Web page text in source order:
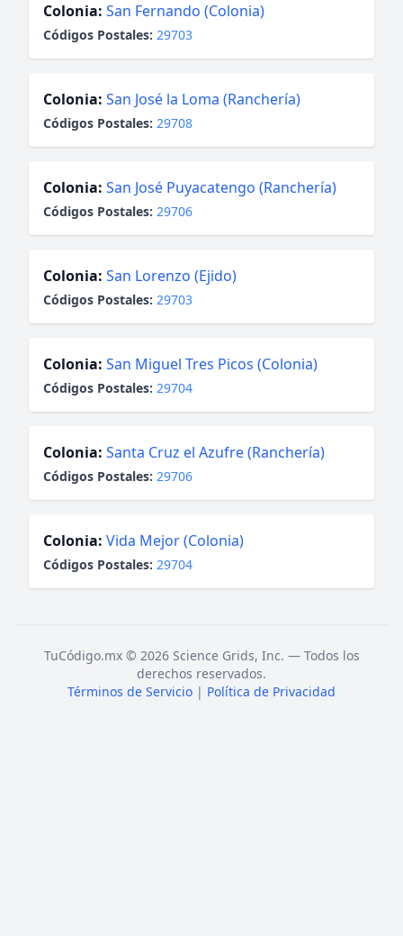
Colonia: San Fernando (Colonia)
Códigos Postales: 29703
Colonia: San José la Loma (Ranchería)
Códigos Postales: 29708
Colonia: San José Puyacatengo (Ranchería)
Códigos Postales: 29706
Colonia: San Lorenzo (Ejido)
Códigos Postales: 29703
Colonia: San Miguel Tres Picos (Colonia)
Códigos Postales: 29704
Colonia: Santa Cruz el Azufre (Ranchería)
Códigos Postales: 29706
Colonia: Vida Mejor (Colonia)
Códigos Postales: 29704
TuCódigo.mx © 2026 Science Grids, Inc. — Todos los
derechos reservados.
Términos de Servicio | Política de Privacidad